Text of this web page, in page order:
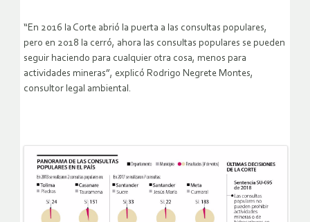
“En 2016 la Corte abrió la puerta a las consultas populares,
pero en 2018 la cerró, ahora las consultas populares se pueden
seguir haciendo para cualquier otra cosa, menos para
actividades mineras”, explicó Rodrigo Negrete Montes,
consultor legal ambiental.